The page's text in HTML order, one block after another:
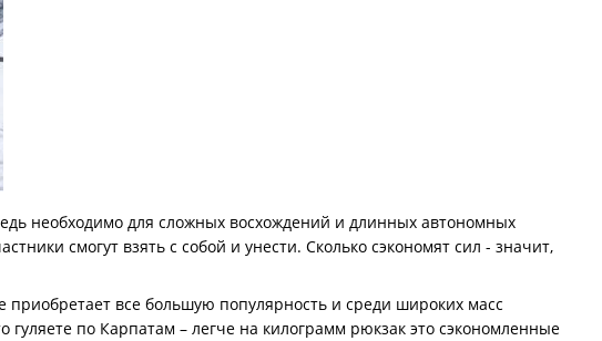
необходимо для сложных восхождений и длинных автономных
смогут взять с собой и унести. Сколько сэкономят сил - значит,
все большую популярность и среди широких масс
по Карпатам – легче на килограмм рюкзак это сэкономленные